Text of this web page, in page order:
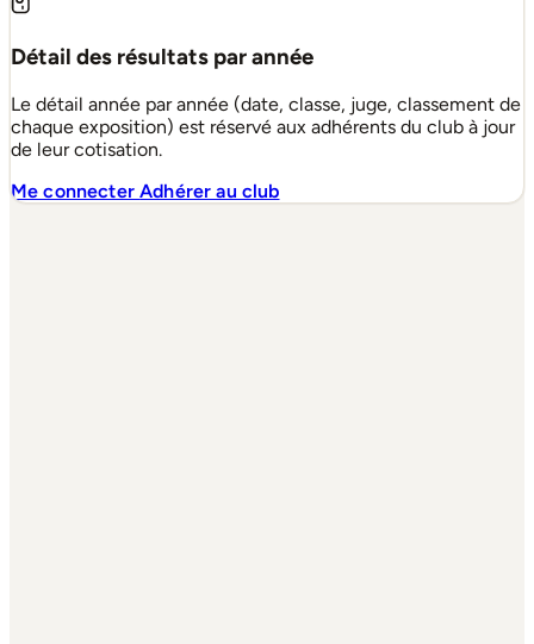
Détail des résultats par année
Le détail année par année (date, classe, juge, classement de
chaque exposition) est réservé aux adhérents du club à jour
de leur cotisation.
Me connecterAdhérer au club